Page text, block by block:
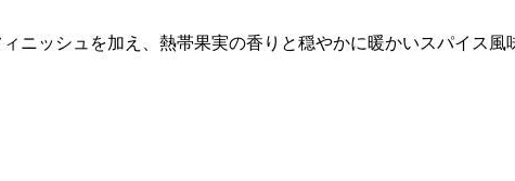
ニッシュを加え、熱帯果実の香りと穏やかに暖かいスパイス風